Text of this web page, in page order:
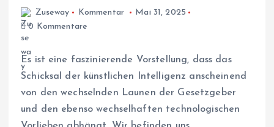
Zuseway Kommentar
Mai 31, 2025
0 Kommentare
Es ist eine faszinierende Vorstellung, dass das
Schicksal der künstlichen Intelligenz anscheinend
von den wechselnden Launen der Gesetzgeber
und den ebenso wechselhaften technologischen